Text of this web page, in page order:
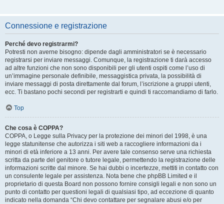
Connessione e registrazione
Perché devo registrarmi?
Potresti non averne bisogno: dipende dagli amministratori se è necessario
registrarsi per inviare messaggi. Comunque, la registrazione ti darà accesso
ad altre funzioni che non sono disponibili per gli utenti ospiti come l’uso di
un’immagine personale definibile, messaggistica privata, la possibilità di
inviare messaggi di posta direttamente dal forum, l’iscrizione a gruppi utenti,
ecc. Ti bastano pochi secondi per registrarti e quindi ti raccomandiamo di farlo.
Top
Che cosa è COPPA?
COPPA, o Legge sulla Privacy per la protezione dei minori del 1998, è una
legge statunitense che autorizza i siti web a raccogliere informazioni da i
minori di età inferiore a 13 anni. Per avere tale consenso serve una richiesta
scritta da parte del genitore o tutore legale, permettendo la registrazione delle
informazioni scritte dal minore. Se hai dubbi o incertezze, mettiti in contatto con
un consulente legale per assistenza. Nota bene che phpBB Limited e il
proprietario di questa Board non possono fornire consigli legali e non sono un
punto di contatto per questioni legali di qualsiasi tipo, ad eccezione di quanto
indicato nella domanda “Chi devo contattare per segnalare abusi e/o per